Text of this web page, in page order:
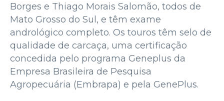
Borges e Thiago Morais Salomão, todos de
Mato Grosso do Sul, e têm exame
andrológico completo. Os touros têm selo de
qualidade de carcaça, uma certificação
concedida pelo programa Geneplus da
Empresa Brasileira de Pesquisa
Agropecuária (Embrapa) e pela GenePlus.